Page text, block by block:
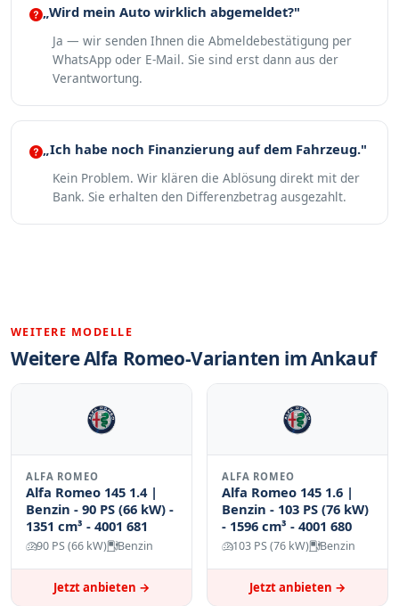
„Wird mein Auto wirklich abgemeldet?"
Ja — wir senden Ihnen die Abmeldebestätigung per
WhatsApp oder E-Mail. Sie sind erst dann aus der
Verantwortung.
„Ich habe noch Finanzierung auf dem Fahrzeug."
Kein Problem. Wir klären die Ablösung direkt mit der
Bank. Sie erhalten den Differenzbetrag ausgezahlt.
WEITERE MODELLE
Weitere Alfa Romeo-Varianten im Ankauf
ALFA ROMEO
Alfa Romeo 145 1.4 |
Benzin - 90 PS (66 kW) -
1351 cm³ - 4001 681
90 PS (66 kW) Benzin
Jetzt anbieten →
ALFA ROMEO
Alfa Romeo 145 1.6 |
Benzin - 103 PS (76 kW)
- 1596 cm³ - 4001 680
103 PS (76 kW) Benzin
Jetzt anbieten →